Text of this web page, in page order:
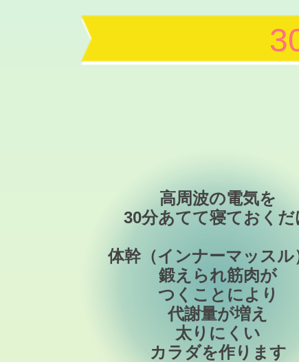
高周波の電気を
30分あてて寝ておくだ
体幹（インナーマッスル
鍛えられ筋肉が
つくことにより
代謝量が増え
太りにくい
カラダを作ります